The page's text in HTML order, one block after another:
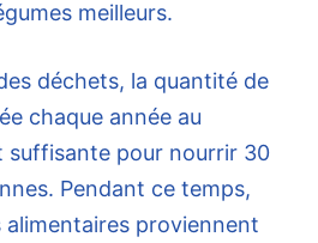
meilleurs.
déchets, la quantité de
chaque année au
suffisante pour nourrir 30
Pendant ce temps,
alimentaires proviennent